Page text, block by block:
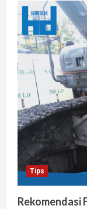
Tips
Rekomendasi